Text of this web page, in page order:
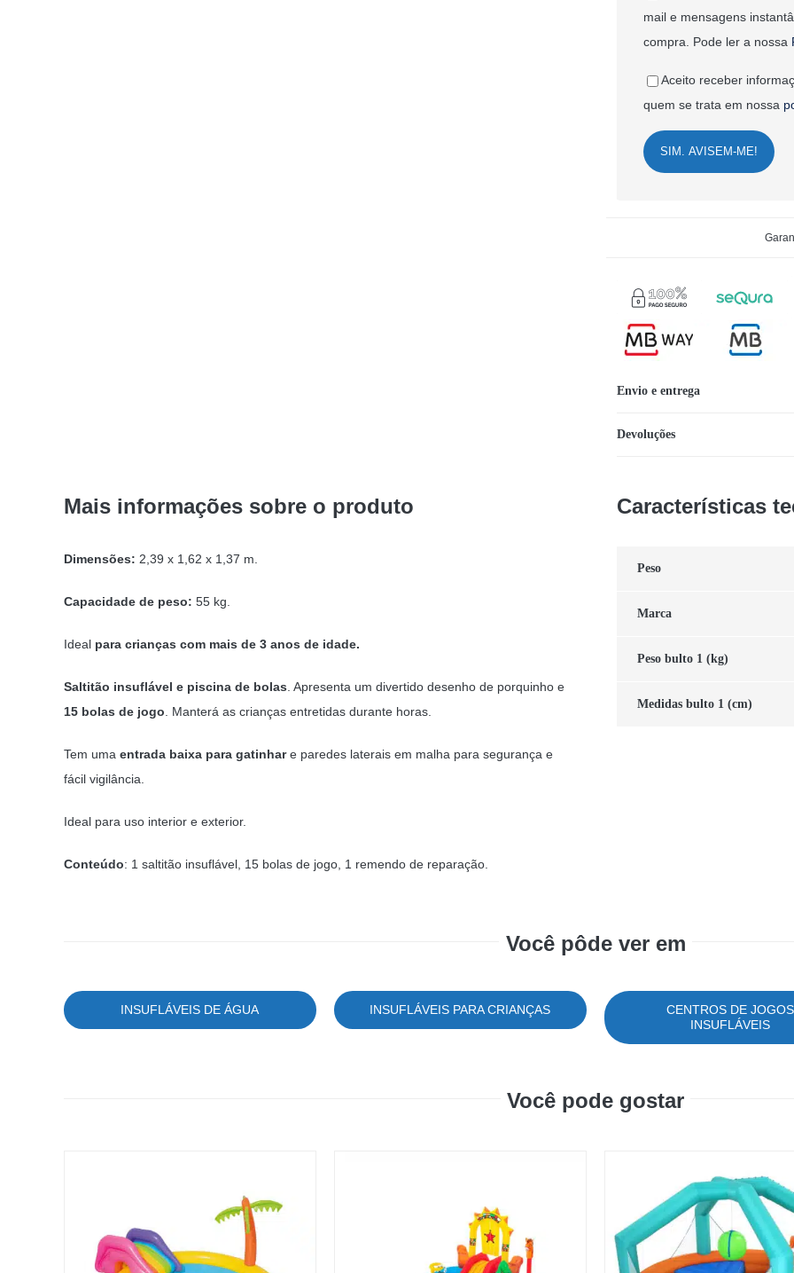
mail e mensagens
compra. Pode ler a nossa
Aceito receber
quem se trata em nossa
SIM. AVISEM-ME!
Envio e entrega
Devoluções
Mais informações sobre o produto
Dimensões: 2,39 x 1,62 x 1,37 m.
Capacidade de peso: 55 kg.
Ideal para crianças com mais de 3 anos de idade.
Saltitão insuflável e piscina de bolas . Apresenta um divertido desenho de porquinho e
15 bolas de jogo . Manterá as crianças entretidas durante horas.
Tem uma entrada baixa para gatinhare paredes laterais em malha para segurança e
fácil vigilância.
Ideal para uso interior e exterior.
Conteúdo: 1 saltitão insuflável, 15 bolas de jogo, 1 remendo de reparação.
Características
Peso
Marca
Peso bulto 1 (kg)
Medidas bulto 1 (cm)
Você pôde ver em
INSUFLÁVEIS DE ÁGUA INSUFLÁVEIS PARA CRIANÇAS
CENTROS DE JOGOS
INSUFLÁVEIS
Você pode gostar